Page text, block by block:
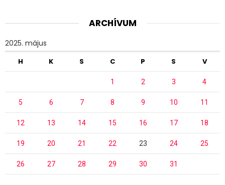
ARCHÍVUM
2025. május
H K S C P S V
1 2 3 4
5 6 7 8 9 10 11
12 13 14 15 16 17 18
19 20 21 22 23 24 25
26 27 28 29 30 31